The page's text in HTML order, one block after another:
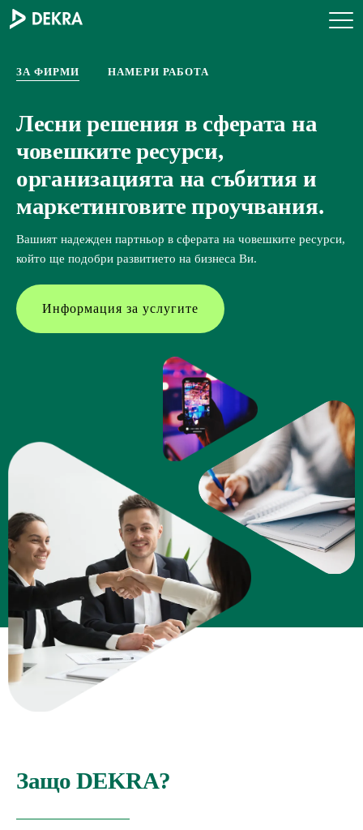
ЗА ФИРМИ НАМЕРИ РАБОТА
Лесни решения в сферата на
човешките ресурси,
организацията на събития и
маркетинговите проучвания.
Вашият надежден партньор в сферата на човешките ресурси,
който ще подобри развитието на бизнеса Ви.
Информация за услугите
ЗА ФИРМИ НАМЕРИ РАБОТА
По-бърз и лесен път към
краткосрочно или дългосрочно
наемане.
Ще намерим подходящата позиция за Вас бързо, лесно и
Защо DEKRA?